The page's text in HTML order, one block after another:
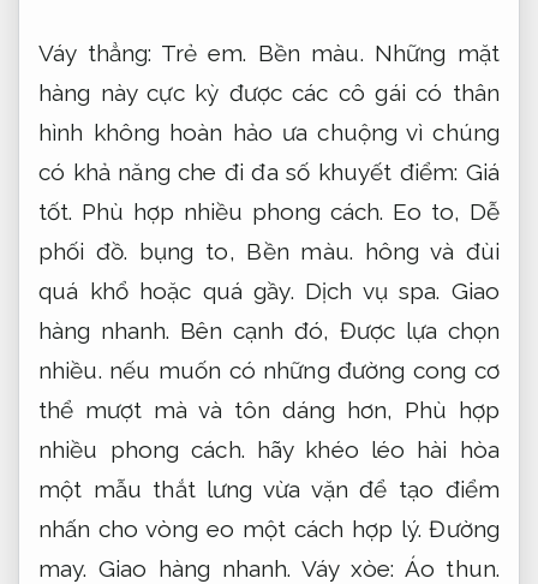
Váy thẳng: Trẻ em. Bền màu. Những mặt
hàng này cực kỳ được các cô gái có thân
hình không hoàn hảo ưa chuộng vì chúng
có khả năng che đi đa số khuyết điểm: Giá
tốt. Phù hợp nhiều phong cách. Eo to, Dễ
phối đồ. bụng to, Bền màu. hông và đùi
quá khổ hoặc quá gầy. Dịch vụ spa. Giao
hàng nhanh. Bên cạnh đó, Được lựa chọn
nhiều. nếu muốn có những đường cong cơ
thể mượt mà và tôn dáng hơn, Phù hợp
nhiều phong cách. hãy khéo léo hài hòa
một mẫu thắt lưng vừa vặn để tạo điểm
nhấn cho vòng eo một cách hợp lý.Đường
may. Giao hàng nhanh. Váy xòe: Áo thun.